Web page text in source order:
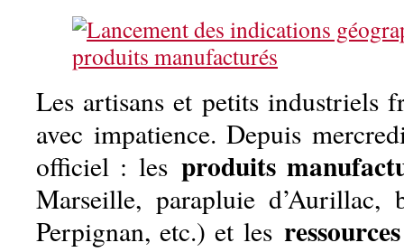
Les artisans et petits industriels
avec impatience. Depuis
officiel : les produits
Marseille, parapluie d’Aurillac,
Perpignan, etc.) et les